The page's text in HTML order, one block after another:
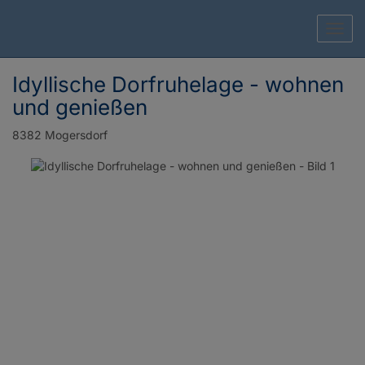
Idyllische Dorfruhelage - wohnen
und genießen
8382 Mogersdorf